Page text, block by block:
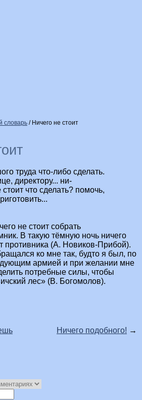
словарь / Ничего не стоит
труда что-либо сделать.
директору... ни-
что сделать? помочь,
не стоит собрать
В такую тёмную ночь ничего
противника (А. Новиков-Прибой).
ко мне так, будто я был, по
армией и при желании мне
потребные силы, чтобы
лес» (В. Богомолов).
Ничего подобного! →